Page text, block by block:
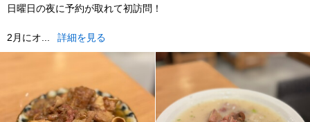
日曜日の夜に予約が取れて初訪問！
2月にオ... 詳細を見る